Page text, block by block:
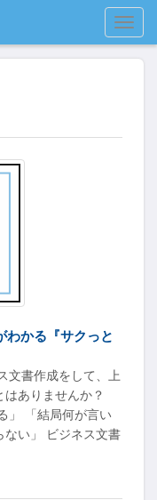
わかる『サクっと
文書作成をして、上
ありませんか？
」 「結局何が言い
ない」 ビジネス文書